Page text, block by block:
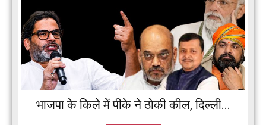
भाजपा के किले में पीके ने ठोकी कील, दिल्ली...